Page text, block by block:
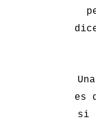
es
si ,